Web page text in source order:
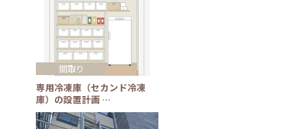
専用冷凍庫（セカンド冷凍
庫）の設置計画 …
間取り